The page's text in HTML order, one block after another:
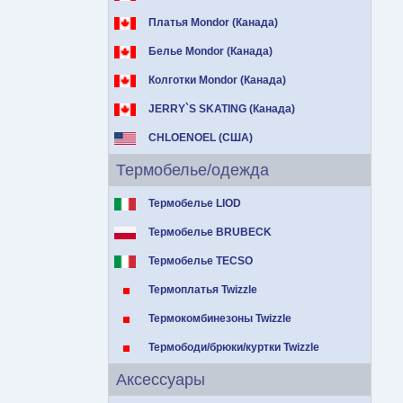
Платья Mondor (Канада)
Белье Mondor (Канада)
Колготки Mondor (Канада)
JERRY`S SKATING (Канада)
CHLOENOEL (США)
Термобелье/одежда
Термобелье LIOD
Термобелье BRUBECK
Термобелье TECSO
Термоплатья Twizzle
Термокомбинезоны Twizzle
Термободи/брюки/куртки Twizzle
Аксессуары